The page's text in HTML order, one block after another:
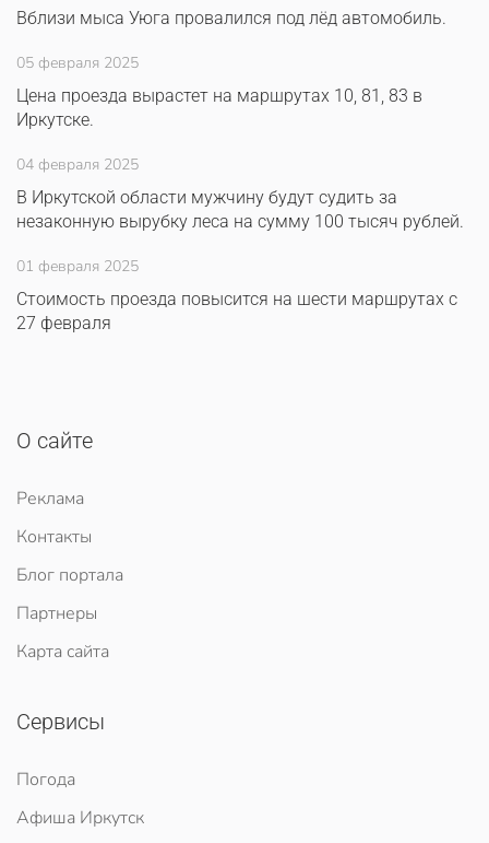
Вблизи мыса Уюга провалился под лёд автомобиль.
05 февраля 2025
Цена проезда вырастет на маршрутах 10, 81, 83 в
Иркутске.
04 февраля 2025
В Иркутской области мужчину будут судить за
незаконную вырубку леса на сумму 100 тысяч рублей.
01 февраля 2025
Стоимость проезда повысится на шести маршрутах с
27 февраля
О сайте
Реклама
Контакты
Блог портала
Партнеры
Карта сайта
Сервисы
Погода
Афиша Иркутск